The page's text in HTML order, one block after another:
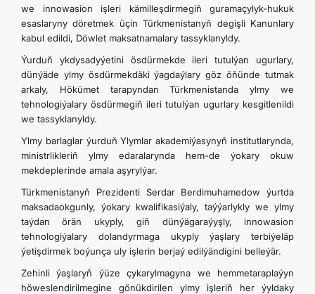
we innowasion işleri kämilleşdirmegiň guramaçylyk-hukuk
esaslaryny döretmek üçin Türkmenistanyň degişli Kanunlary
kabul edildi, Döwlet maksatnamalary tassyklanyldy.
Ýurduň ykdysadyýetini ösdürmekde ileri tutulýan ugurlary,
dünýäde ylmy ösdürmekdäki ýagdaýlary göz öňünde tutmak
arkaly, Hökümet tarapyndan Türkmenistanda ylmy we
tehnologiýalary ösdürmegiň ileri tutulýan ugurlary kesgitlenildi
we tassyklanyldy.
Ylmy barlaglar ýurduň Ylymlar akademiýasynyň institutlarynda,
ministrlikleriň ylmy edaralarynda hem-de ýokary okuw
mekdeplerinde amala aşyrylýar.
Türkmenistanyň Prezidenti Serdar Berdimuhamedow ýurtda
maksadaokgunly, ýokary kwalifikasiýaly, taýýarlykly we ylmy
taýdan örän ukyply, giň dünýägaraýyşly, innowasion
tehnologiýalary dolandyrmaga ukyply ýaşlary terbiýeläp
ýetişdirmek boýunça uly işlerin berjaý edilýändigini belleýär.
Zehinli ýaşlaryň ýüze çykarylmagyna we hemmetaraplaýyn
höweslendirilmegine gönükdirilen ylmy işleriň her ýyldaky